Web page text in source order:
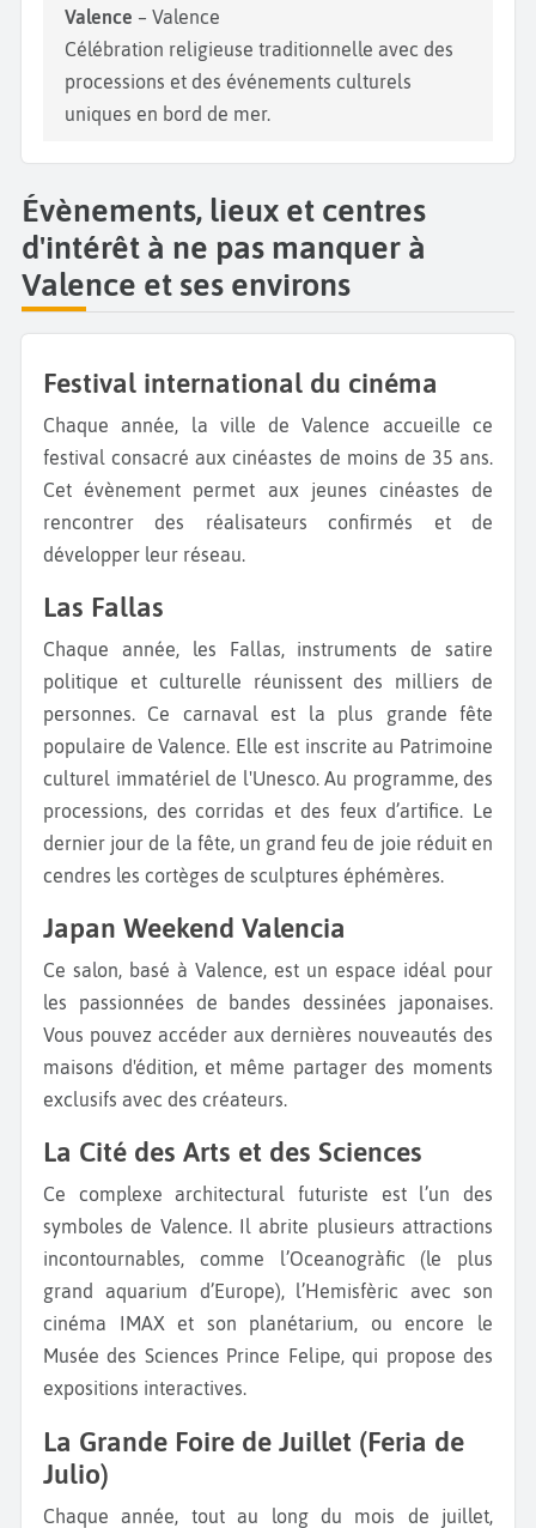
Valence – Valence
Célébration religieuse traditionnelle avec des
processions et des événements culturels
uniques en bord de mer.
Évènements, lieux et centres
d'intérêt à ne pas manquer à
Valence et ses environs
Festival international du cinéma
Chaque année, la ville de Valence accueille ce
festival consacré aux cinéastes de moins de 35 ans.
Cet évènement permet aux jeunes cinéastes de
rencontrer des réalisateurs confirmés et de
développer leur réseau.
Las Fallas
Chaque année, les Fallas, instruments de satire
politique et culturelle réunissent des milliers de
personnes. Ce carnaval est la plus grande fête
populaire de Valence. Elle est inscrite au Patrimoine
culturel immatériel de l'Unesco. Au programme, des
processions, des corridas et des feux d’artifice. Le
dernier jour de la fête, un grand feu de joie réduit en
cendres les cortèges de sculptures éphémères.
Japan Weekend Valencia
Ce salon, basé à Valence, est un espace idéal pour
les passionnées de bandes dessinées japonaises.
Vous pouvez accéder aux dernières nouveautés des
maisons d'édition, et même partager des moments
exclusifs avec des créateurs.
La Cité des Arts et des Sciences
Ce complexe architectural futuriste est l’un des
symboles de Valence. Il abrite plusieurs attractions
incontournables, comme l’Oceanogràfic (le plus
grand aquarium d’Europe), l’Hemisfèric avec son
cinéma IMAX et son planétarium, ou encore le
Musée des Sciences Prince Felipe, qui propose des
expositions interactives.
La Grande Foire de Juillet (Feria de
Julio)
Chaque année, tout au long du mois de juillet,